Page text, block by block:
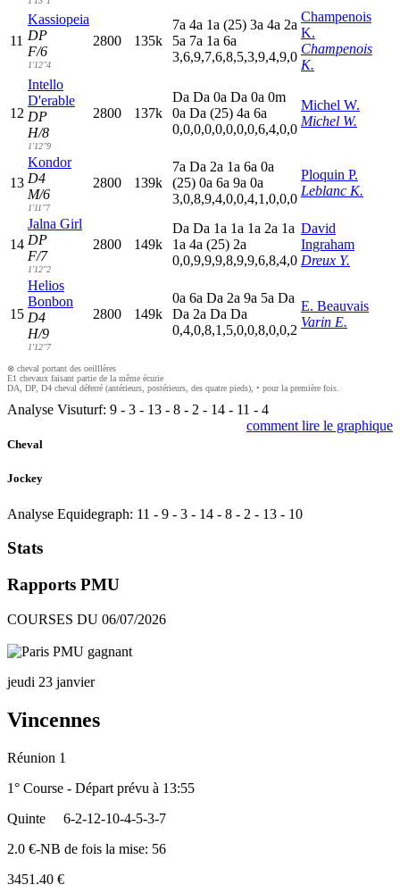
11
Kassiopeia
DP
F/6
1'12"4
2800 135k
7a 4a 1a (25) 3a 4a 2a
5a 7a 1a 6a
3,6,9,7,6,8,5,3,9,4,9,0
Champenois
K.
Champenois
K.
12
Intello
D'erable
DP
H/8
1'12"9
2800 137k
Da Da 0a Da 0a 0m
0a Da (25) 4a 6a
0,0,0,0,0,0,0,0,6,4,0,0
Michel W.
Michel W.
13
Kondor
D4
M/6
1'11"7
2800 139k
7a Da 2a 1a 6a 0a
(25) 0a 6a 9a 0a
3,0,8,9,4,0,0,4,1,0,0,0
Ploquin P.
Leblanc K.
14
Jalna Girl
DP
F/7
1'12"2
2800 149k
Da Da 1a 1a 1a 2a 1a
1a 4a (25) 2a
0,0,9,9,9,8,9,9,6,8,4,0
David
Ingraham
Dreux Y.
15
Helios
Bonbon
D4
H/9
1'12"7
2800 149k
0a 6a Da 2a 9a 5a Da
Da 2a Da Da
0,4,0,8,1,5,0,0,8,0,0,2
E. Beauvais
Varin E.
⊗ cheval portant des oeilllères
E1 chevaux faisant partie de la même écurie
DA, DP, D4 cheval déferré (antérieurs, postérieurs, des quatre pieds), • pour la première fois.
Analyse Visuturf: 9 - 3 - 13 - 8 - 2 - 14 - 11 - 4
comment lire le graphique
Cheval
Jockey
Analyse Equidegraph: 11 - 9 - 3 - 14 - 8 - 2 - 13 - 10
Stats
Rapports PMU
COURSES DU 06/07/2026
jeudi 23 janvier
Vincennes
Réunion 1
1° Course - Départ prévu à 13:55
Quinte
6-2-12-10-4-5-3-7
2.0 €-NB de fois la mise: 56
3451.40 €